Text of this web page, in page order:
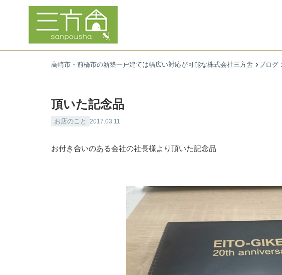
高崎市・前橋市の新築一戸建ては幅広い対応が可能な株式会社三方舎 ブログ
頂いた記念品
お店のこと 2017.03.11
お付き合いのある会社の社長様より頂いた記念品